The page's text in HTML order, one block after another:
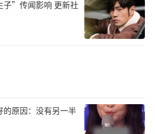
”传闻影响 更新社
的原因：没有另一半